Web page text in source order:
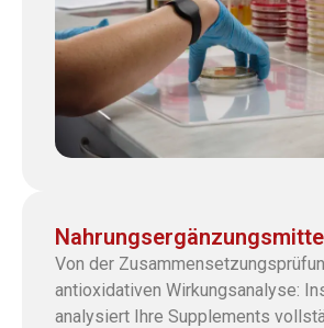
Von der
antioxidativen Wirkungsanalyse:
analysiert Ihre Supplements